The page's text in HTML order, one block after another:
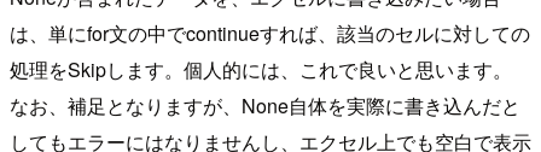
は、単にfor文の中でcontinueすれば、該当のセルに対しての
処理をSkipします。個人的には、これで良いと思います。
なお、補足となりますが、None自体を実際に書き込んだと
してもエラーにはなりませんし、エクセル上でも空白で表示